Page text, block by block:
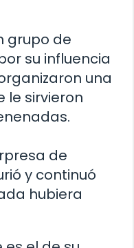
grupo de
su influencia
una
le sirvieron
de
y continuó
hubiera